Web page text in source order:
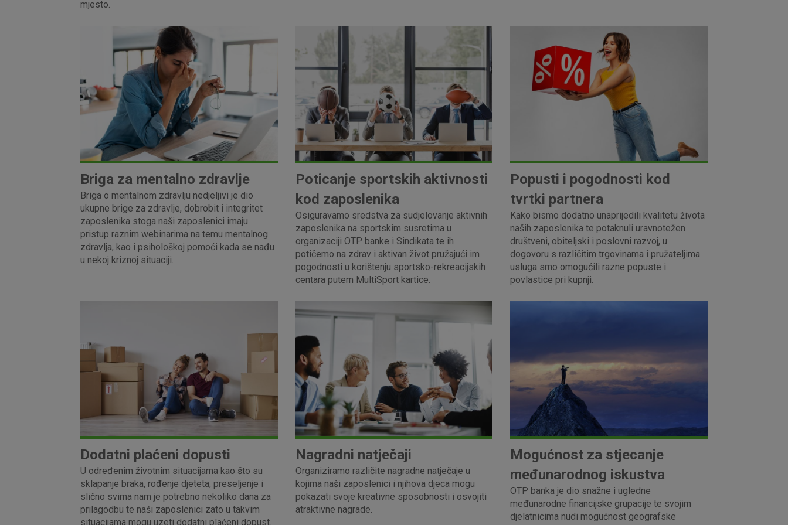
mjesto.
Briga za mentalno zdravlje
Briga o mentalnom zdravlju nedjeljivi je dio
ukupne brige za zdravlje, dobrobit i integritet
zaposlenika stoga naši zaposlenici imaju
pristup raznim webinarima na temu mentalnog
zdravlja, kao i psihološkoj pomoći kada se nađu
u nekoj kriznoj situaciji.
Poticanje sportskih aktivnosti
kod zaposlenika
Osiguravamo sredstva za sudjelovanje aktivnih
zaposlenika na sportskim susretima u
organizaciji OTP banke i Sindikata te ih
potičemo na zdrav i aktivan život pružajući im
pogodnosti u korištenju sportsko-rekreacijskih
centara putem MultiSport kartice.
Popusti i pogodnosti kod
tvrtki partnera
Kako bismo dodatno unaprijedili kvalitetu života
naših zaposlenika te potaknuli uravnotežen
društveni, obiteljski i poslovni razvoj, u
dogovoru s različitim trgovinama i pružateljima
usluga smo omogućili razne popuste i
povlastice pri kupnji.
Dodatni plaćeni dopusti
U određenim životnim situacijama kao što su
sklapanje braka, rođenje djeteta, preseljenje i
slično svima nam je potrebno nekoliko dana za
prilagodbu te naši zaposlenici zato u takvim
situacijama mogu uzeti dodatni plaćeni dopust.
Nagradni natječaji
Organiziramo različite nagradne natječaje u
kojima naši zaposlenici i njihova djeca mogu
pokazati svoje kreativne sposobnosti i osvojiti
atraktivne nagrade.
Mogućnost za stjecanje
međunarodnog iskustva
OTP banka je dio snažne i ugledne
međunarodne financijske grupacije te svojim
djelatnicima nudi mogućnost geografske
kolačići
Prihvaćam upotrebu navedenih kolačića